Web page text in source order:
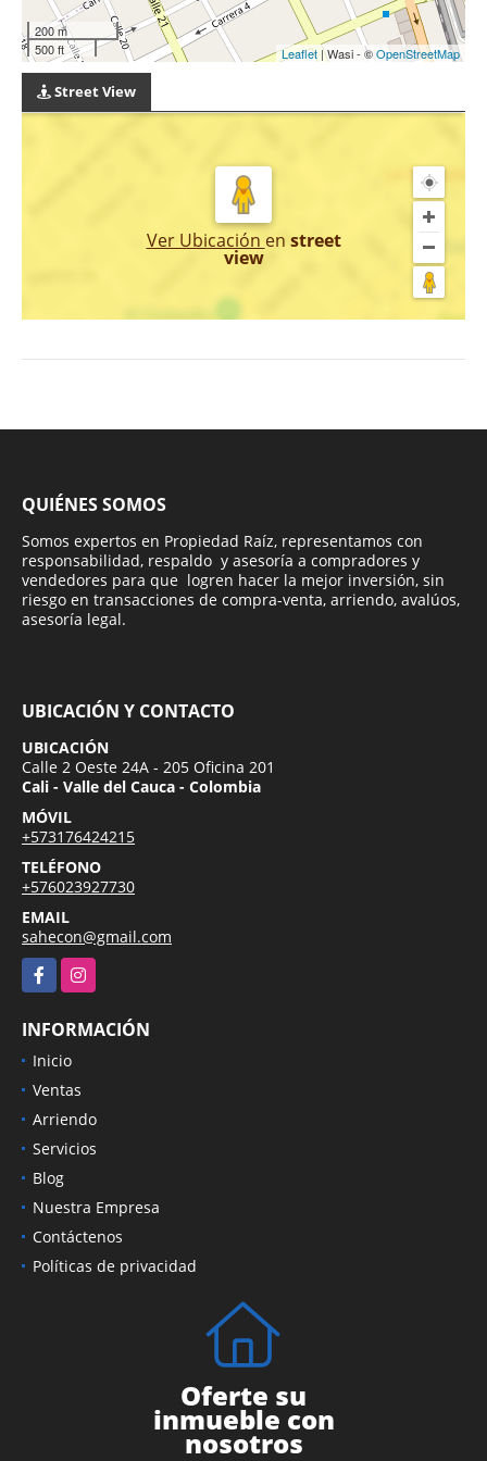
200 m
500 ft
Leaflet | Wasi - ©OpenStreetMap
Street View
Ver Ubicación en street
view
QUIÉNES SOMOS
Somos expertos en Propiedad Raíz, representamos con
responsabilidad, respaldo y asesoría a compradores y
vendedores para que logren hacer la mejor inversión, sin
riesgo en transacciones de compra-venta, arriendo, avalúos,
asesoría legal.
UBICACIÓN Y CONTACTO
UBICACIÓN
Calle 2 Oeste 24A - 205 Oficina 201
Cali - Valle del Cauca - Colombia
MÓVIL
+573176424215
TELÉFONO
+576023927730
EMAIL
sahecon@gmail.com
FacebookInstagram
INFORMACIÓN
Inicio
Ventas
Arriendo
Servicios
Blog
Nuestra Empresa
Contáctenos
Políticas de privacidad
Oferte su
inmueble con
nosotros